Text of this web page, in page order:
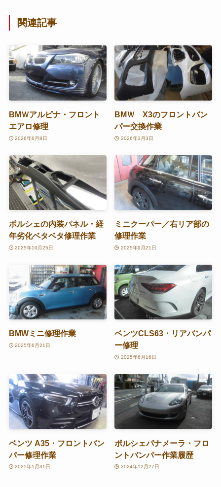
関連記事
BMＷアルピナ・フロント
エアロ修理
2026年6月8日
BMＷ X3のフロントバン
パー交換作業
2026年3月3日
ポルシェの内装パネル・経
年劣化ベタベタ修理作業
2025年10月25日
ミニクーパー／右リア部の
修理作業
2025年9月21日
BMWミニ修理作業
2025年6月21日
ベンツCLS63・リアバンパ
ー修理
2025年6月16日
ベンツ A35・フロントバン
パー修理作業
2025年1月31日
ポルシェパナメーラ・フロ
ントバンパー作業履歴
2024年12月27日